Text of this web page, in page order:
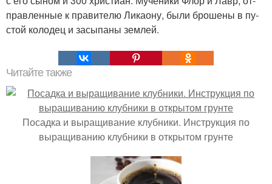
прав­лен­ные к пра­ви­те­лю Ли­ка­о­ну, бы­ли бро­ше­ны в пу­
стой ко­ло­дец и за­сы­па­ны зем­лей.
Читайте также
Посадка и выращивание клубники. Инструкция по
выращиванию клубники в открытом грунте